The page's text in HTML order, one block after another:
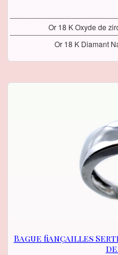
Or 18 K Oxyde de
Or 18 K Diamant
Bague fiançailles